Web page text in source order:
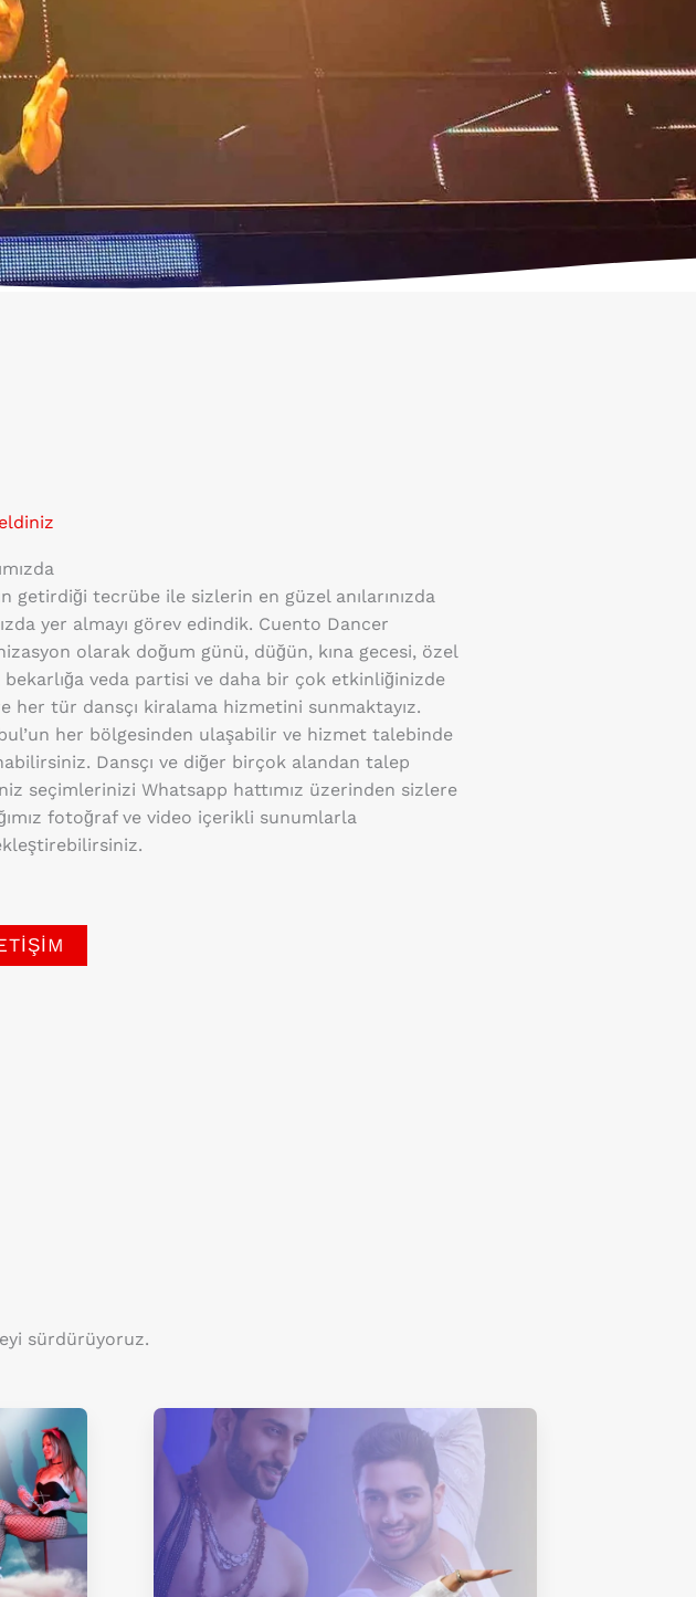
getirdiği tecrübe ile sizlerin en güzel anılarınızda
yer almayı görev edindik. Cuento Dancer
olarak doğum günü, düğün, kına gecesi, özel
veda partisi ve daha bir çok etkinliğinizde
her tür dansçı kiralama hizmetini sunmaktayız.
her bölgesinden ulaşabilir ve hizmet talebinde
Dansçı ve diğer birçok alandan talep
seçimlerinizi Whatsapp hattımız üzerinden sizlere
fotoğraf ve video içerikli sunumlarla
sürdürüyoruz.